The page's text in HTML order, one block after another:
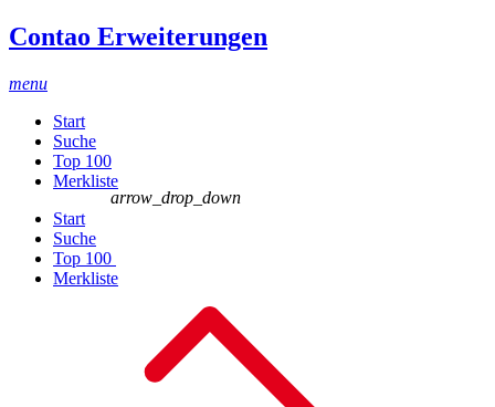
Contao Erweiterungen
menu
Start
Suche
Top 100
Merkliste
Start
Suche
Top 100
arrow_drop_down
Merkliste